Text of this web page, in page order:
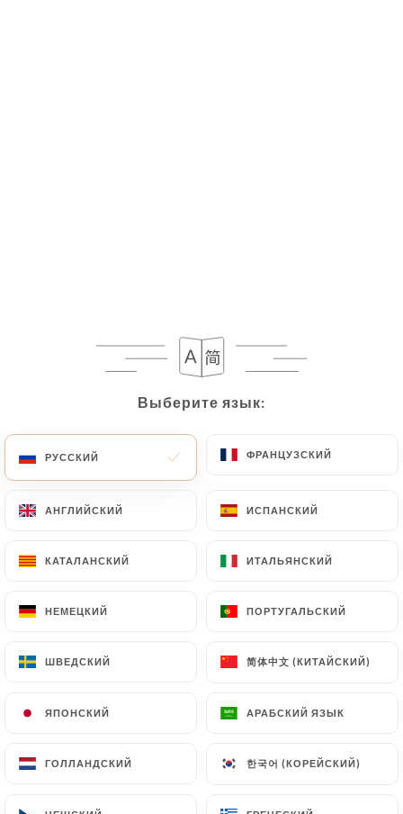
Выберите язык:
РУССКИЙ ФРАНЦУЗСКИЙ
АНГЛИЙСКИЙ ИСПАНСКИЙ
КАТАЛАНСКИЙ ИТАЛЬЯНСКИЙ
НЕМЕЦКИЙ ПОРТУГАЛЬСКИЙ
ШВЕДСКИЙ 简体中文 (КИТАЙСКИЙ)
ЯПОНСКИЙ АРАБСКИЙ ЯЗЫК
ГОЛЛАНДСКИЙ 한국어 (КОРЕЙСКИЙ)
Выберите язык:
РУССКИЙ ФРАНЦУЗСКИЙ
АНГЛИЙСКИЙ ИСПАНСКИЙ
КАТАЛАНСКИЙ ИТАЛЬЯНСКИЙ
НЕМЕЦКИЙ ПОРТУГАЛЬСКИЙ
ШВЕДСКИЙ 简体中文 (КИТАЙСКИЙ)
ЯПОНСКИЙ АРАБСКИЙ ЯЗЫК
ГОЛЛАНДСКИЙ 한국어 (КОРЕЙСКИЙ)